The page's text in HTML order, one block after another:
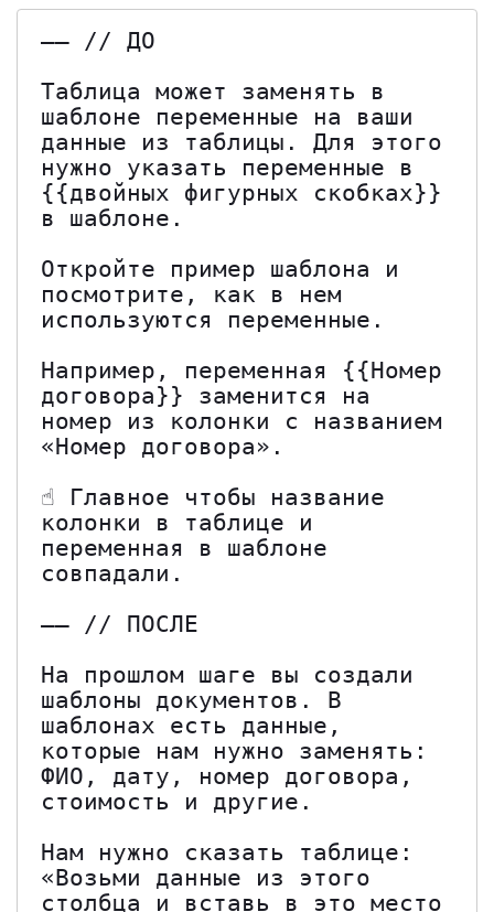
—— // ДО
Таблица может заменять в
шаблоне переменные на ваши
данные из таблицы. Для этого
нужно указать переменные в
{{двойных фигурных скобках}}
в шаблоне.
Откройте пример шаблона и
посмотрите, как в нем
используются переменные.
Например, переменная {{Номер
договора}} заменится на
номер из колонки с названием
«Номер договора».
☝️ Главное чтобы название
колонки в таблице и
переменная в шаблоне
совпадали.
—— // ПОСЛЕ
На прошлом шаге вы создали
шаблоны документов. В
шаблонах есть данные,
которые нам нужно заменять:
ФИО, дату, номер договора,
стоимость и другие.
Нам нужно сказать таблице:
«Возьми данные из этого
столбца и вставь в это место